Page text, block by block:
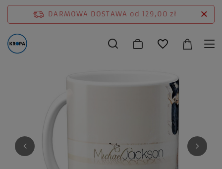
DARMOWA DOSTAWA od 129,00 zł